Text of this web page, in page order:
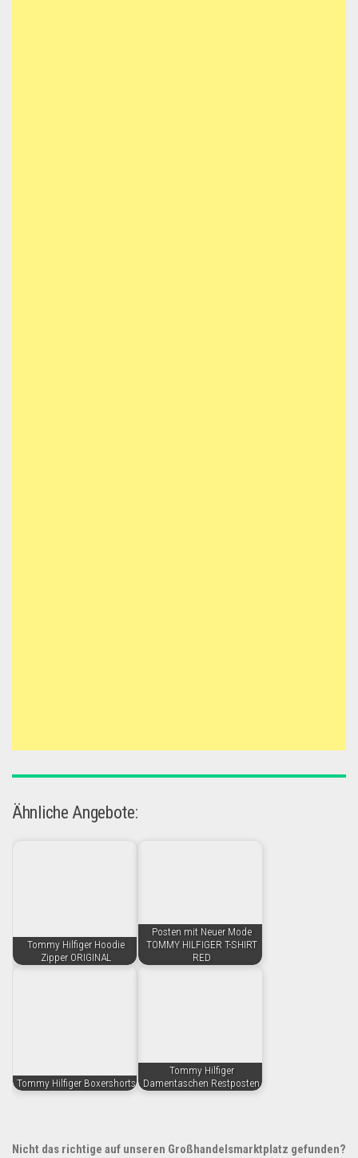
Ähnliche Angebote:
Tommy Hilfiger Hoodie
Zipper ORIGINAL
Posten mit Neuer Mode
TOMMY HILFIGER T-SHIRT
RED
Tommy Hilfiger Boxershorts
Tommy Hilfiger
Damentaschen Restposten
Nicht das richtige auf unseren Großhandelsmarktplatz gefunden?